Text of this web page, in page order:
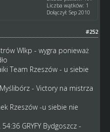
Liczba wątków: 1
Dołączył: Sep 2010
#252
Wlkp - wygra ponieważ
Team Rzeszów - u siebie
- Victory na mistrza
Rzeszów -u siebie nie
GRYFY Bydgoszcz -